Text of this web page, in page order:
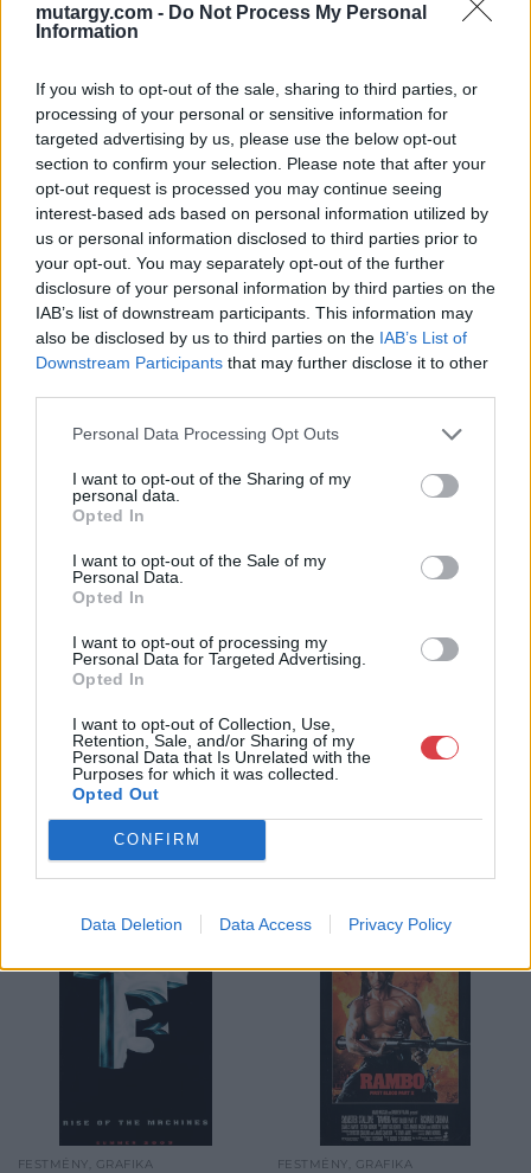
mutargy.com - Do Not Process My Personal
Information
If you wish to opt-out of the sale, sharing to third parties, or
processing of your personal or sensitive information for
targeted advertising by us, please use the below opt-out
section to confirm your selection. Please note that after your
opt-out request is processed you may continue seeing
interest-based ads based on personal information utilized by
us or personal information disclosed to third parties prior to
your opt-out. You may separately opt-out of the further
disclosure of your personal information by third parties on the
IAB’s list of downstream participants. This information may
also be disclosed by us to third parties on the IAB’s List of
Downstream Participants that may further disclose it to other
Personal Data Processing Opt Outs
I want to opt-out of the Sharing of my
personal data.
Opted In
I want to opt-out of the Sale of my
Personal Data.
Opted In
I want to opt-out of processing my
Personal Data for Targeted Advertising.
Opted In
I want to opt-out of Collection, Use,
Retention, Sale, and/or Sharing of my
Personal Data that Is Unrelated with the
Purposes for which it was collected.
Opted Out
CONFIRM
Data Deletion Data Access Privacy Policy
Aukció ideje: 17:00
Tételszám: 70
Eladó adatai
Eladó:Nagyházi Galéria és
Aukciósház
Cím: Müller Márta
Nagyházi Galéria és Aukciósház
Kft.
1055 Budapest, Balaton utca 8.
http://www.nagyhazi.hu
Bemutatkozás: Magas színvonalú festmények és műtárgyak,
néprajzi tárgyak értékesítése és aukcionálása. Hagyatékok és
gyűjtemények árverezése. Ingyenes értékbecslés. Árveréseinkre
a tárgyfelvétel folyamatos.
GALÉRIA TOVÁBBI MŰTÁRGYAI
FESTMÉNY, GRAFIKA FESTMÉNY, GRAFIKA